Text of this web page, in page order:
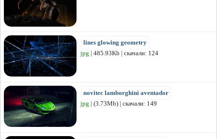
lines glowing geometry
jpg | 485.93Kb | скачали: 124
novitec lamborghini aventador
jpg | (3.73Mb) | скачали: 149